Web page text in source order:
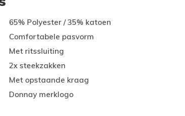
65% Polyester / 35% katoen
Comfortabele pasvorm
Met ritssluiting
2x steekzakken
Met opstaande kraag
Donnay merklogo